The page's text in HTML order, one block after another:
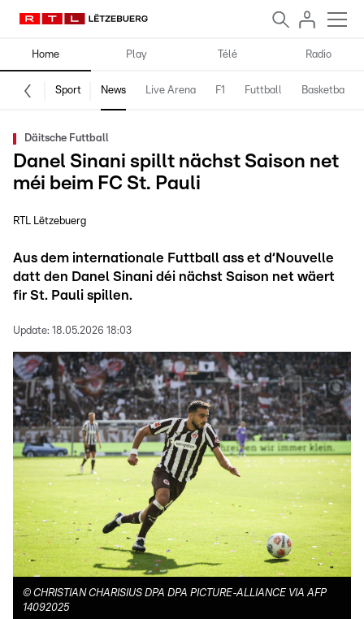
Home Play Télé Radio
Sport News Live Arena F1 Futtball Basketball
Däitsche Futtball
Danel Sinani spillt nächst Saison net
méi beim FC St. Pauli
RTL Lëtzebuerg
Aus dem internationale Futtball ass et d‘Nouvelle
datt den Danel Sinani déi nächst Saison net wäert
fir St. Pauli spillen.
Update: 18.05.2026 18:03
© CHRISTIAN CHARISIUS DPA DPA PICTURE-ALLIANCE VIA AFP
14092025